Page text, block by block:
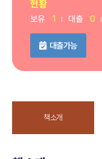
현황
보유 1 대출 0
대출가능
책소개